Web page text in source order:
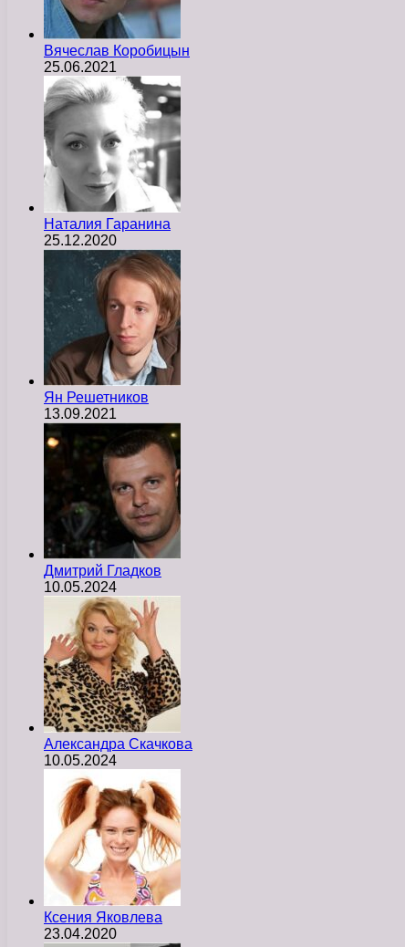
Вячеслав Коробицын
25.06.2021
Наталия Гаранина
25.12.2020
Ян Решетников
13.09.2021
Дмитрий Гладков
10.05.2024
Александра Скачкова
10.05.2024
Ксения Яковлева
23.04.2020